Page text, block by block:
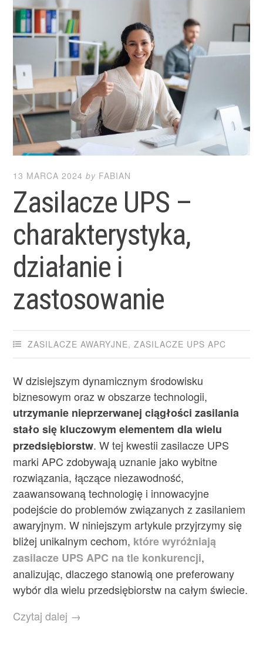
13 MARCA 2024 by FABIAN
Zasilacze UPS –
charakterystyka,
działanie i
zastosowanie
ZASILACZE AWARYJNE,ZASILACZE UPS APC
W dzisiejszym dynamicznym środowisku
biznesowym oraz w obszarze technologii,
utrzymanie nieprzerwanej ciągłości zasilania
stało się kluczowym elementem dla wielu
przedsiębiorstw. W tej kwestii zasilacze UPS
marki APC zdobywają uznanie jako wybitne
rozwiązania, łączące niezawodność,
zaawansowaną technologię i innowacyjne
podejście do problemów związanych z zasilaniem
awaryjnym. W niniejszym artykule przyjrzymy się
bliżej unikalnym cechom, które wyróżniają
zasilacze UPS APC na tle konkurencji,
analizując, dlaczego stanowią one preferowany
wybór dla wielu przedsiębiorstw na całym świecie.
Czytaj dalej →